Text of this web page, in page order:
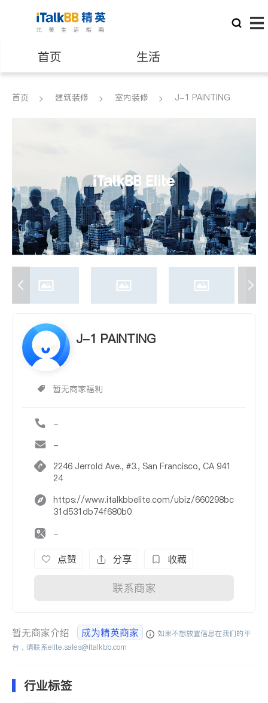
首页 生活
医生 律师
养老 非盈利组织
首页 建筑装修 室内装修 J-1 PAINTING
J-1 PAINTING
暂无商家福利
-
-
2246 Jerrold Ave., #3., San Francisco, CA 941
24
https://www.italkbbelite.com/ubiz/660298bc
31d531db74f680b0
-
点赞 分享 收藏
联系商家
暂无商家介绍 成为精英商家
如果不想放置信息在我们的平
台，请联系elite.sales@italkbb.com
行业标签